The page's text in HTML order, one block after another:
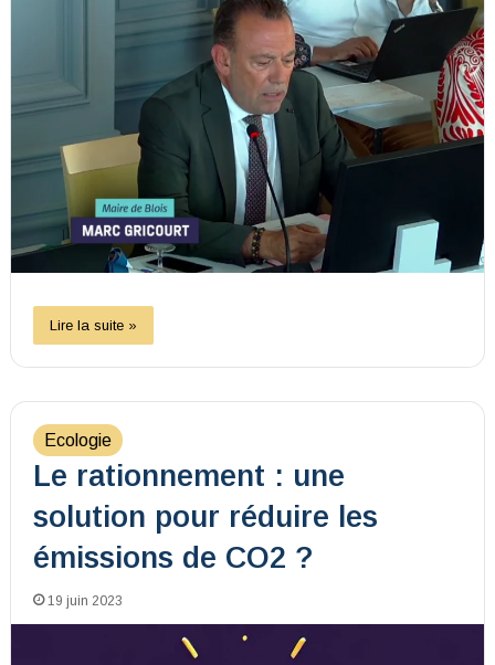
Lire la suite »
Ecologie
Le rationnement : une
solution pour réduire les
émissions de CO2 ?
19 juin 2023